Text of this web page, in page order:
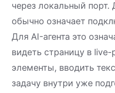
через локальный порт.
обычно означает
Для AI-агента это
видеть страницу в
элементы, вводить
задачу внутри уже